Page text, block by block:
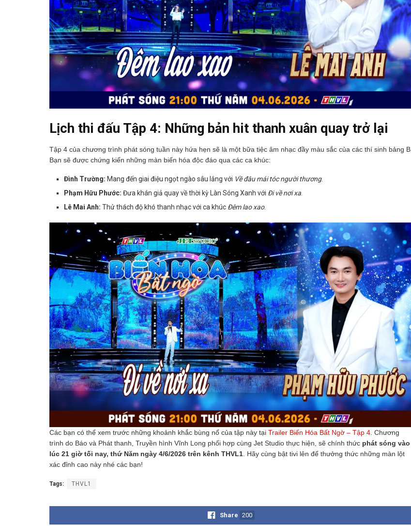
Lịch thi đấu Tập 4: Những bản hit thanh xuân quay trở lại
Tập 4 của chương trình phát sóng tuần này hứa hẹn sẽ là một bữa tiệc âm nhạc đầy màu sắc của các thí sinh bảng B.
Bạn sẽ được chứng kiến những màn biến hóa độc đáo qua các ca khúc:
Đình Trường: Mang đến giai điệu ngọt ngào sâu lắng với Về đâu mái tóc người thương.
Phạm Hữu Phước: Đưa khán giả quay về thời kỳ Làn Sóng Xanh với Đi về nơi xa.
Lê Mai Anh: Thử thách độ khó thanh nhạc với ca khúc Đêm lao xao.
Các bạn có thể xem trước những khoảnh khắc bùng nổ của tập này tại Trailer Biến Hóa Bất Ngờ – Tập 4 . Chương
trình do Báo và Phát thanh, Truyền hình Vĩnh Long phối hợp cùng Jet Studio thực hiện, sẽ chính thức phát sóng vào
lúc 21 giờ tối nay, thứ Năm ngày 4/6/2026 trên kênh THVL1 . Hãy cùng bật tivi lên để thưởng thức những màn lột
xác đỉnh cao này nhé các bạn!
Tags: THVL1
Share 200